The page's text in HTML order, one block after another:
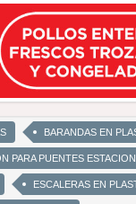
BARANDAS EN
PARA PUENTES
ESCALERAS EN